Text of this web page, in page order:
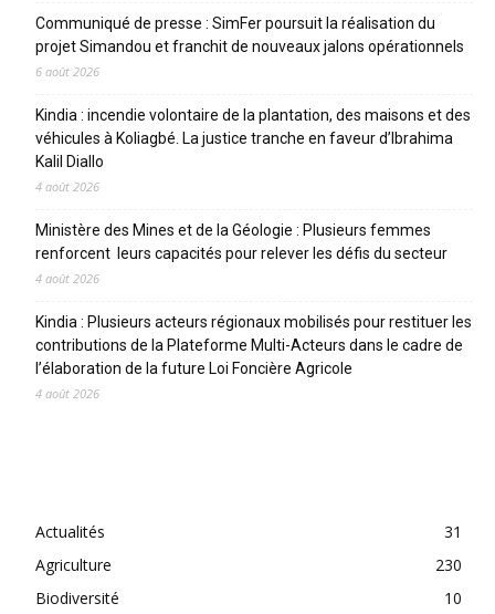
Communiqué de presse : SimFer poursuit la réalisation du
projet Simandou et franchit de nouveaux jalons opérationnels
6 août 2026
Kindia : incendie volontaire de la plantation, des maisons et des
véhicules à Koliagbé. La justice tranche en faveur d’Ibrahima
Kalil Diallo
4 août 2026
Ministère des Mines et de la Géologie : Plusieurs femmes
renforcent leurs capacités pour relever les défis du secteur
4 août 2026
Kindia : Plusieurs acteurs régionaux mobilisés pour restituer les
contributions de la Plateforme Multi-Acteurs dans le cadre de
l’élaboration de la future Loi Foncière Agricole
4 août 2026
Actualités
31
Agriculture
230
Biodiversité
10